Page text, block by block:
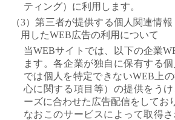
ティング）に利用します。
（3）第三者が提供する個人関連情
用したWEB広告の利用について
当WEBサイトでは、以下の企業
ます。各企業が独自に保有する
では個人を特定できないWEB上
心に関する項目等）の提供をう
ーズに合わせた広告配信をしてお
なおこのサービスによって取得